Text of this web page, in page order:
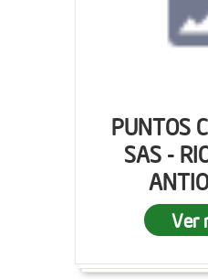
PUNTOS
SAS -
Ver